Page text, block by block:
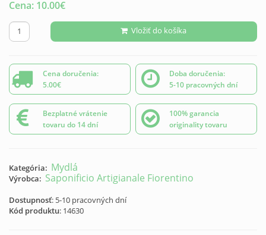
Cena: 10.00€
Vložiť do košíka
Cena doručenia:
5.00€
Doba doručenia:
5-10 pracovných dní
Bezplatné vrátenie
tovaru do 14 dní
100% garancia
originality tovaru
Kategória: Mydlá
Výrobca: Saponificio Artigianale Fiorentino
Dostupnosť: 5-10 pracovných dní
Kód produktu: 14630